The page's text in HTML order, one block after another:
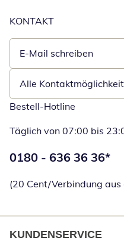
KONTAKT
E-Mail schreiben
Öffnet E-Mail-Client
Alle
Bestell-Hotline
Täglich von 07:00 bis
Telefonnummer:
0180 - 636 36 36*
(20 Cent/Verbindung
KUNDENSERVICE